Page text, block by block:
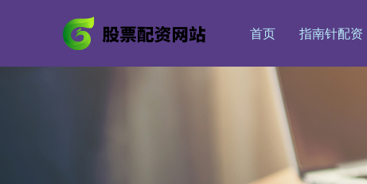
首页 指南针配资